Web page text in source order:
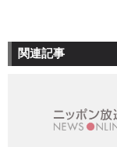
関連記事